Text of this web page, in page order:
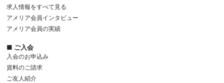
求人情報をすべて見る
アメリア会員インタビュー
アメリア会員の実績
■ ご入会
入会のお申込み
資料のご請求
ご友人紹介